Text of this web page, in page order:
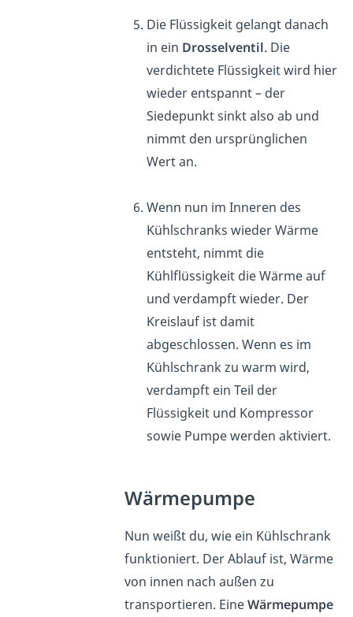
Die Flüssigkeit gelangt danach
in ein Drosselventil. Die
verdichtete Flüssigkeit wird hier
wieder entspannt – der
Siedepunkt sinkt also ab und
nimmt den ursprünglichen
Wert an.
Wenn nun im Inneren des
Kühlschranks wieder Wärme
entsteht, nimmt die
Kühlflüssigkeit die Wärme auf
und verdampft wieder. Der
Kreislauf ist damit
abgeschlossen. Wenn es im
Kühlschrank zu warm wird,
verdampft ein Teil der
Flüssigkeit und Kompressor
sowie Pumpe werden aktiviert.
Wärmepumpe
Nun weißt du, wie ein Kühlschrank
funktioniert. Der Ablauf ist, Wärme
von innen nach außen zu
transportieren. EineWärmepumpe